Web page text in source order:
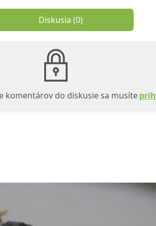
Diskusia (0)
komentárov do diskusie sa musíte